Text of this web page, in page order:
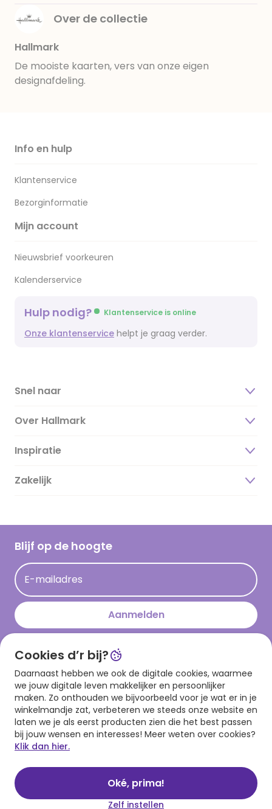
Over de collectie
Hallmark
De mooiste kaarten, vers van onze eigen
designafdeling.
Info en hulp
Klantenservice
Bezorginformatie
Mijn account
Nieuwsbrief voorkeuren
Kalenderservice
Hulp nodig? Klantenservice is online
Onze klantenservice helpt je graag verder.
Snel naar
Over Hallmark
Over ons
Duurzaamheid
Hallmark Kaartclub
Acties
Persberichten
Hallmark en Kinderpostzegels
Inspiratie
Magazine
Cadeau inspiratie
Kaartinspiratie
Zakelijk
Blijf op de hoogte
E-mailadres
Aanmelden
Download onze app
Cookies d’r bij?
Daarnaast hebben we ook de digitale cookies, waarmee
we jouw digitale leven makkelijker en persoonlijker
maken. Zo onthouden we bijvoorbeeld voor je wat er in je
winkelmandje zat, verbeteren we steeds onze website en
laten we je als eerst producten zien die het best passen
bij jouw wensen en interesses! Meer weten over cookies?
Klik dan hier.
Oké, prima!
Zelf instellen